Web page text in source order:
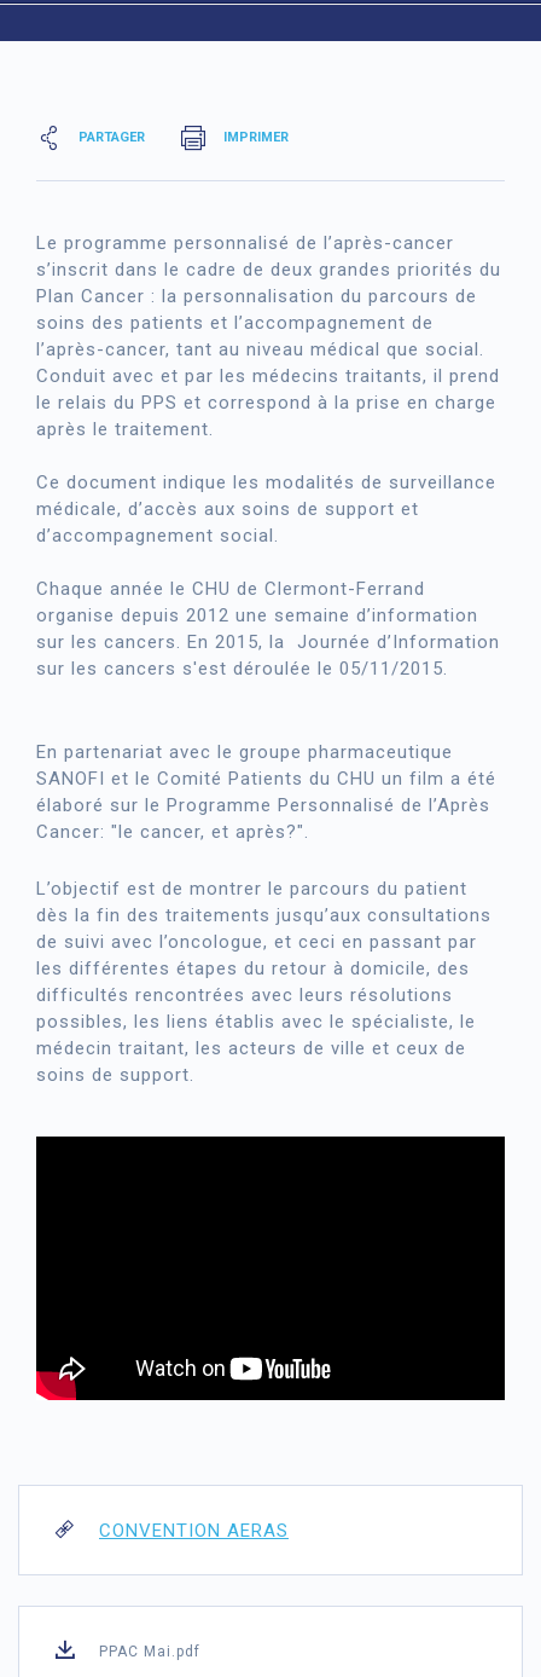
PARTAGER IMPRIMER
Le programme personnalisé de l’après-cancer
s’inscrit dans le cadre de deux grandes priorités du
Plan Cancer : la personnalisation du parcours de
soins des patients et l’accompagnement de
l’après-cancer, tant au niveau médical que social.
Conduit avec et par les médecins traitants, il prend
le relais du PPS et correspond à la prise en charge
après le traitement.
Ce document indique les modalités de surveillance
médicale, d’accès aux soins de support et
d’accompagnement social.
Chaque année le CHU de Clermont-Ferrand
organise depuis 2012 une semaine d’information
sur les cancers. En 2015, la Journée d’Information
sur les cancers s'est déroulée le 05/11/2015.
En partenariat avec le groupe pharmaceutique
SANOFI et le Comité Patients du CHU un film a été
élaboré sur le Programme Personnalisé de l’Après
Cancer: "le cancer, et après?".
L’objectif est de montrer le parcours du patient
dès la fin des traitements jusqu’aux consultations
de suivi avec l’oncologue, et ceci en passant par
les différentes étapes du retour à domicile, des
difficultés rencontrées avec leurs résolutions
possibles, les liens établis avec le spécialiste, le
médecin traitant, les acteurs de ville et ceux de
soins de support.
CONVENTION AERAS
PPAC Mai.pdf